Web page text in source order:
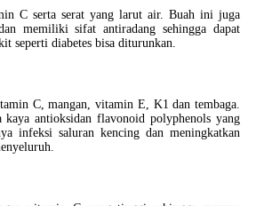
C serta serat yang larut air. Buah ini juga
memiliki sifat antiradang sehingga dapat
seperti diabetes bisa diturunkan.
C, mangan, vitamin E, K1 dan tembaga.
antioksidan flavonoid polyphenols yang
infeksi saluran kencing dan meningkatkan